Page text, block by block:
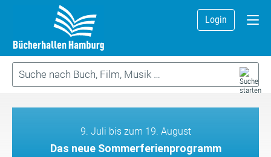
Login
9. Juli bis zum 19. August
Das neue Sommerferienprogramm